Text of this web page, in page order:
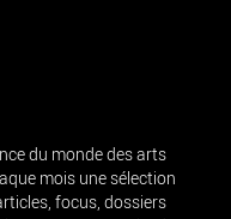
du monde des arts
mois une sélection
focus, dossiers